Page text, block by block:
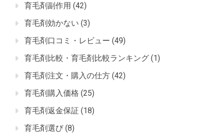
育毛剤副作用 (42)
育毛剤効かない (3)
育毛剤口コミ・レビュー (49)
育毛剤比較・育毛剤比較ランキング (1)
育毛剤注文・購入の仕方 (42)
育毛剤購入価格 (25)
育毛剤返金保証 (18)
育毛剤選び (8)